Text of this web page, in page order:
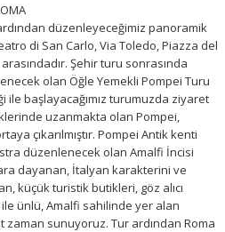
reklamlar göstermek için kullanılır.
devam edersiniz, ancak daha az
Tümünü Kabul Et
düzenleyeceğimiz panoramik
di San Carlo, Via Toledo, Piazza del
Şehir turu sonrasında
olan Öğle Yemekli Pompei Turu
ile başlayacağımız turumuzda ziyaret
uzanmakta olan Pompei,
çıkarılmıştır. Pompei Antik kenti
düzenlenecek olan Amalfi İncisi
dayanan, İtalyan karakterini ve
küçük turistik butikleri, göz alıcı
ünlü, Amalfi sahilinde yer alan
sunuyoruz. Tur ardından Roma